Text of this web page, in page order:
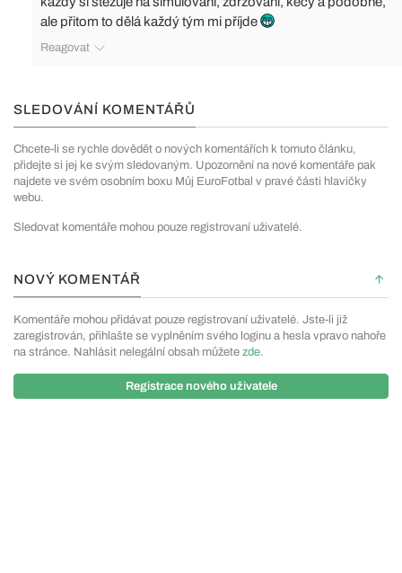
ale přitom to dělá každý tým mi příjde
Reagovat
SLEDOVÁNÍ KOMENTÁŘŮ
Chcete-li se rychle dovědět o nových komentářích k tomuto článku,
přidejte si jej ke svým sledovaným. Upozornění na nové komentáře pak
najdete ve svém osobním boxu Můj EuroFotbal v pravé části hlavičky
webu.
Sledovat komentáře mohou pouze registrovaní uživatelé.
NOVÝ KOMENTÁŘ
Komentáře mohou přidávat pouze registrovaní uživatelé. Jste-li již
zaregistrován, přihlašte se vyplněním svého loginu a hesla vpravo nahoře
na stránce. Nahlásit nelegální obsah můžete zde.
Registrace nového uživatele